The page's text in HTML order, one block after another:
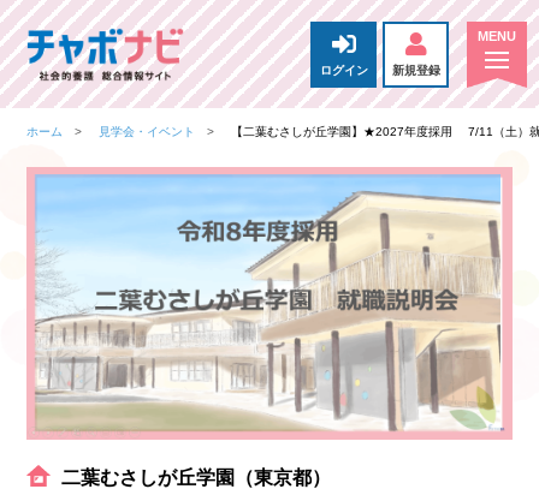
ログイン 新規登録
ホーム 見学会・イベント 【二葉むさしが丘学園】★2027年度採用 7/11（土）
二葉むさしが丘学園（東京都）